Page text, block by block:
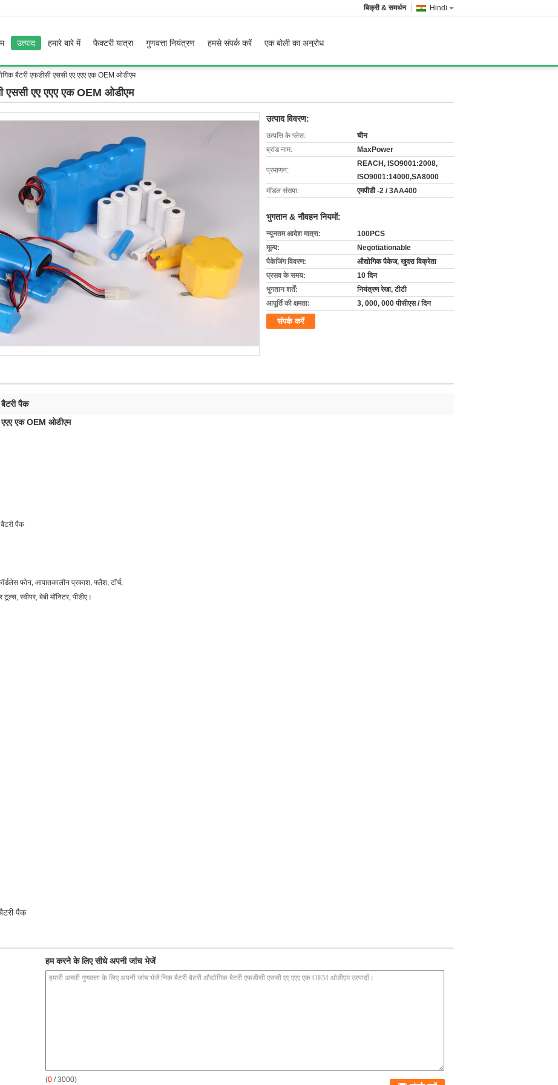
Hindi
बिक्री & समर्थन
उत्पाद हमारे बारे में फैक्टरी यात्रा गुणवत्ता नियंत्रण हमसे संपर्क करें एक बोली का अनुरोध
बैटरी एफडीसी एससी एए एएए एक OEM ओडीएम
एससी एए एएए एक OEM ओडीएम
उत्पाद विवरण:
उत्पत्ति के प्लेस:
चीन
ब्रांड नाम:
MaxPower
प्रमाणन:
REACH, ISO9001:2008,
ISO9001:14000,SA8000
मॉडल संख्या:
एमपीडी -2 / 3AA400
भुगतान & नौवहन नियमों:
न्यूनतम आदेश मात्रा:
100PCS
मूल्य:
Negotiationable
पैकेजिंग विवरण:
औद्योगिक पैकेज, खुदरा विक्रेता
प्रसव के समय:
10 दिन
भुगतान शर्तें:
नियंत्रण रेखा, टीटी
आपूर्ति की क्षमता:
3, 000, 000 पीसीएस / दिन
संपर्क करें
पैक
एएए एक OEM ओडीएम
बैटरी पैक
फोन, आपातकालीन प्रकाश, फ्लैश, टॉर्च,
स्वीपर, बेबी मॉनिटर, पीडीए।
पैक
हम करने के लिए सीधे अपनी जांच भेजें
(0 / 3000)